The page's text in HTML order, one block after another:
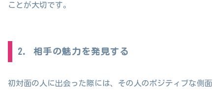
ことが大切です。
2. 相手の魅力を発見する
初対面の人に出会った際には、その人のポジティブな側面